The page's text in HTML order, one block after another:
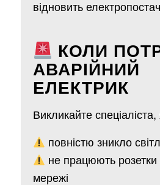
відновить
КОЛИ
АВАРІЙНИЙ
ЕЛЕКТРИК
Викликайте
повністю зникло
не працюють
мережі